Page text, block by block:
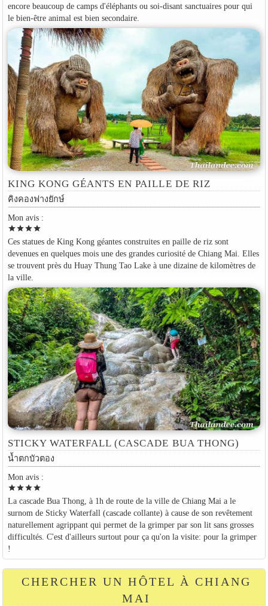
encore beaucoup de camps d'éléphants ou soi-disant sanctuaires pour qui
le bien-être animal est bien secondaire.
KING KONG GÉANTS EN PAILLE DE RIZ
คิงคองฟางยักษ์
Mon avis :
starstarstarstar
Ces statues de King Kong géantes construites en paille de riz sont
devenues en quelques mois une des grandes curiosité de Chiang Mai. Elles
se trouvent près du Huay Thung Tao Lake à une dizaine de kilomètres de
la ville.
STICKY WATERFALL (CASCADE BUA THONG)
น้ำตกบัวตอง
Mon avis :
starstarstarstar
La cascade Bua Thong, à 1h de route de la ville de Chiang Mai a le
surnom de Sticky Waterfall (cascade collante) à cause de son revêtement
naturellement agrippant qui permet de la grimper par son lit sans grosses
difficultés. C'est d'ailleurs surtout pour ça qu'on la visite: pour la grimper
!
CHERCHER UN HÔTEL À CHIANG
MAI